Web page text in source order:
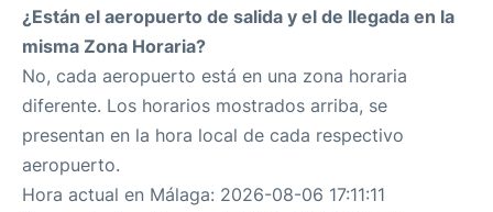
¿Están el aeropuerto de salida y el de llegada en la
misma Zona Horaria?
No, cada aeropuerto está en una zona horaria
diferente. Los horarios mostrados arriba, se
presentan en la hora local de cada respectivo
aeropuerto.
Hora actual en Málaga: 2026-08-06 17:11:11